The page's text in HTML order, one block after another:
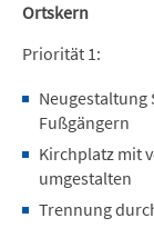
Ortskern
Priorität 1:
Neugestaltung
Fußgängern
Kirchplatz mit
umgestalten
Trennung